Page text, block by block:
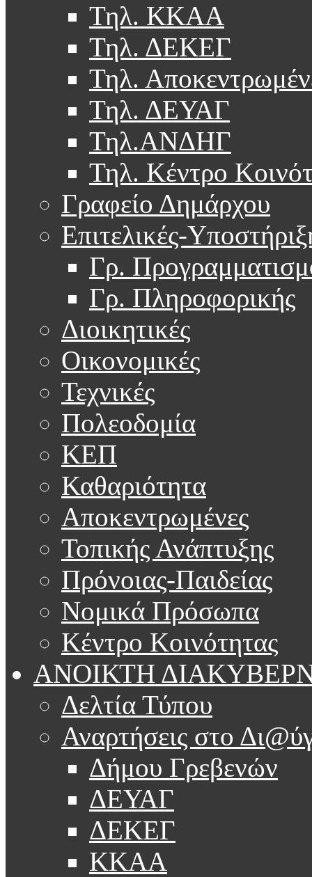
Τηλ. ΚΚΑΑ
Τηλ. ΔΕΚΕΓ
Τηλ.
Τηλ. ΔΕΥΑΓ
Τηλ.ΑΝΔΗΓ
Τηλ. Κέντρο
Γραφείο Δημάρχου
Επιτελικές-
Γρ.
Γρ. Πληροφορικής
Διοικητικές
Οικονομικές
Τεχνικές
Πολεοδομία
ΚΕΠ
Καθαριότητα
Αποκεντρωμένες
Τοπικής Ανάπτυξης
Πρόνοιας-Παιδείας
Νομικά Πρόσωπα
Κέντρο Κοινότητας
ΑΝΟΙΚΤΗ
Δελτία Τύπου
Αναρτήσεις στο
Δήμου Γρεβενών
ΔΕΥΑΓ
ΔΕΚΕΓ
ΚΚΑΑ